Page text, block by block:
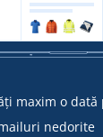
maxim o dată
nedorite